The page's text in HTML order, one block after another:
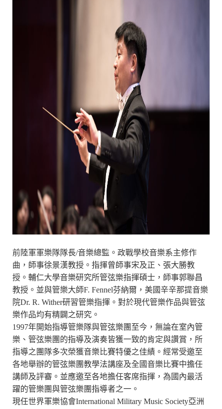
前陸軍軍樂隊隊長/音樂總監。政戰學校音樂系主修作
曲，師事徐景漢教授。指揮曾師事宋及正、張大勝教
授。輔仁大學音樂研究所管弦樂指揮碩士，師事郭聯昌
教授。並與管樂大師F. Fennel芬納爾，美國辛辛那提音樂
院Dr. R. Wither研習管樂指揮。對於現代管樂作品與管弦
樂作品均有精闢之研究。
1997年開始指導管樂隊與管弦樂團至今，無論在室內管
樂、管弦樂團的指導及演奏皆獲一致的肯定與讚賞，所
指導之團隊多次榮獲音樂比賽特優之佳績。經常受邀至
各地舉辦的管弦樂團教學法講座及全國音樂比賽中擔任
講師及評審。並應邀至各地擔任客席指揮，為國內最活
躍的管樂團與管弦樂團指導者之一。
現任世界軍樂協會International Military Music Society亞洲